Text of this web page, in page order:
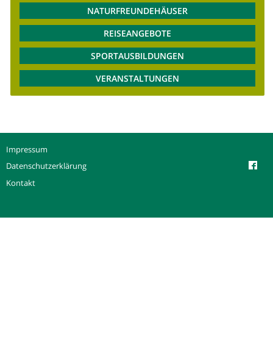
NATURFREUNDEHÄUSER
REISEANGEBOTE
SPORTAUSBILDUNGEN
VERANSTALTUNGEN
Impressum
Datenschutzerklärung
Kontakt